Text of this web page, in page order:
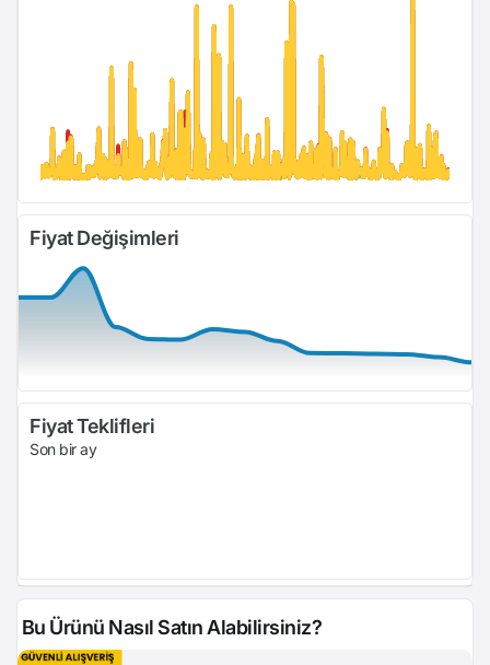
Fiyat Değişimleri
Fiyat Teklifleri
Son bir ay
Bu Ürünü Nasıl Satın Alabilirsiniz?